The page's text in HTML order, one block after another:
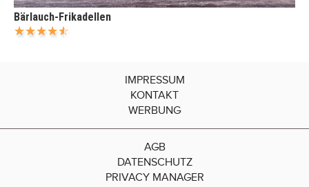
Bärlauch-Frikadellen
IMPRESSUM
KONTAKT
WERBUNG
AGB
DATENSCHUTZ
PRIVACY MANAGER